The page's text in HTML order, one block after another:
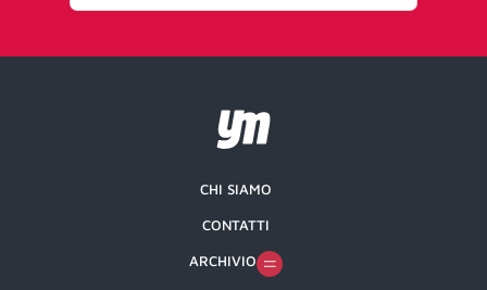
CHI SIAMO
CONTATTI
ARCHIVIO